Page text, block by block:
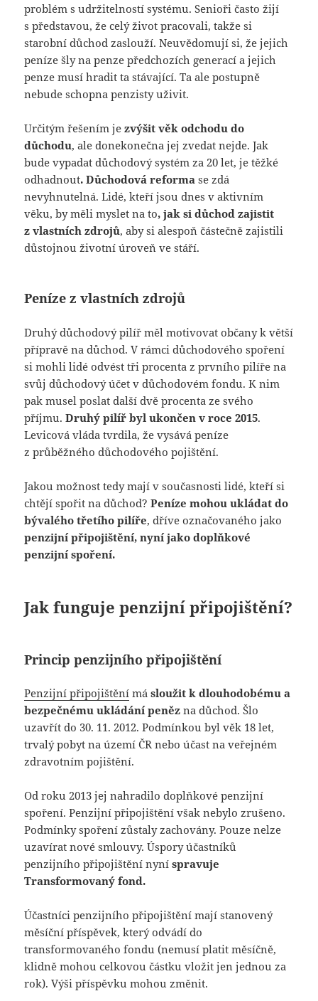
problém s udržitelností systému. Senioři často žijí
s představou, že celý život pracovali, takže si
starobní důchod zaslouží. Neuvědomují si, že jejich
peníze šly na penze předchozích generací a jejich
penze musí hradit ta stávající. Ta ale postupně
nebude schopna penzisty uživit.
Určitým řešením jezvýšit věk odchodu do
důchodu, ale donekonečna jej zvedat nejde. Jak
bude vypadat důchodový systém za 20 let, je těžké
odhadnout. Důchodová reforma se zdá
nevyhnutelná. Lidé, kteří jsou dnes v aktivním
věku, by měli myslet na to, jak si důchod zajistit
z vlastních zdrojů, aby si alespoň částečně zajistili
důstojnou životní úroveň ve stáří.
Peníze z vlastních zdrojů
Druhý důchodový pilíř měl motivovat občany k větší
přípravě na důchod. V rámci důchodového spoření
si mohli lidé odvést tři procenta z prvního pilíře na
svůj důchodový účet v důchodovém fondu. K nim
pak musel poslat další dvě procenta ze svého
příjmu.Druhý pilíř byl ukončen v roce 2015.
Levicová vláda tvrdila, že vysává peníze
z průběžného důchodového pojištění.
Jakou možnost tedy mají v současnosti lidé, kteří si
chtějí spořit na důchod?Peníze mohou ukládat do
bývalého třetího pilíře, dříve označovaného jako
penzijní připojištění, nyní jako doplňkové
penzijní spoření.
Jak funguje penzijní připojištění?
Princip penzijního připojištění
Penzijní připojištění másloužit k dlouhodobému a
bezpečnému ukládání penězna důchod. Šlo
uzavřít do 30. 11. 2012. Podmínkou byl věk 18 let,
trvalý pobyt na území ČR nebo účast na veřejném
zdravotním pojištění.
Od roku 2013 jej nahradilo doplňkové penzijní
spoření. Penzijní připojištění však nebylo zrušeno.
Podmínky spoření zůstaly zachovány. Pouze nelze
uzavírat nové smlouvy. Úspory účastníků
penzijního připojištění nyníspravuje
Transformovaný fond.
Účastníci penzijního připojištění mají stanovený
měsíční příspěvek, který odvádí do
transformovaného fondu (nemusí platit měsíčně,
klidně mohou celkovou částku vložit jen jednou za
rok). Výši příspěvku mohou změnit.